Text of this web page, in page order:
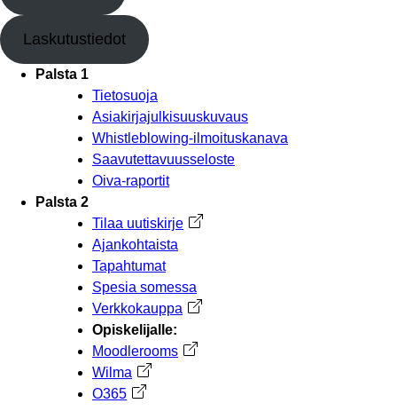
Laskutustiedot
Palsta 1
Tietosuoja
Asiakirjajulkisuuskuvaus
Whistleblowing-ilmoituskanava
Saavutettavuusseloste
Oiva-raportit
Palsta 2
Tilaa uutiskirje Avautuu uuteen välilehteen
Ajankohtaista
Tapahtumat
Spesia somessa
Verkkokauppa Avautuu uuteen välilehteen
Opiskelijalle:
Moodlerooms Avautuu uuteen välilehteen
Wilma Avautuu uuteen välilehteen
O365 Avautuu uuteen välilehteen